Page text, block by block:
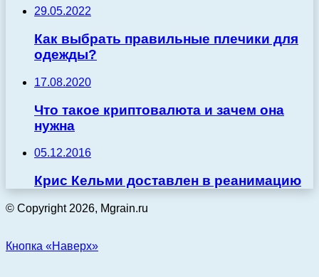
29.05.2022
Как выбрать правильные плечики для
одежды?
17.08.2020
Что такое криптовалюта и зачем она
нужна
05.12.2016
Крис Кельми доставлен в реанимацию
© Copyright 2026, Mgrain.ru
Кнопка «Наверх»